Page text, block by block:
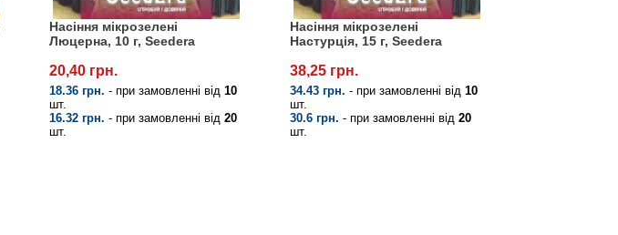
Насіння мікрозелені
Люцерна, 10 г, Seedera
20,40 грн.
18.36 грн. - при замовленні від 10
шт.
16.32 грн. - при замовленні від 20
шт.
Насіння мікрозелені
Настурція, 15 г, Seedera
38,25 грн.
34.43 грн. - при замовленні від 10
шт.
30.6 грн. - при замовленні від 20
шт.